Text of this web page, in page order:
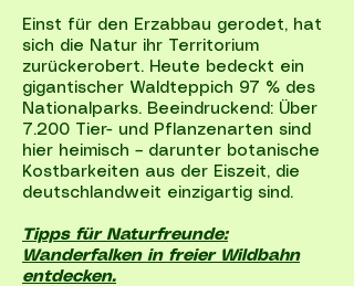
Einst für den Erzabbau gerodet, hat
sich die Natur ihr Territorium
zurückerobert. Heute bedeckt ein
gigantischer Waldteppich 97 % des
Nationalparks. Beeindruckend: Über
7.200 Tier- und Pflanzenarten sind
hier heimisch – darunter botanische
Kostbarkeiten aus der Eiszeit, die
deutschlandweit einzigartig sind.
Tipps für Naturfreunde:
Wanderfalken in freier Wildbahn
entdecken.